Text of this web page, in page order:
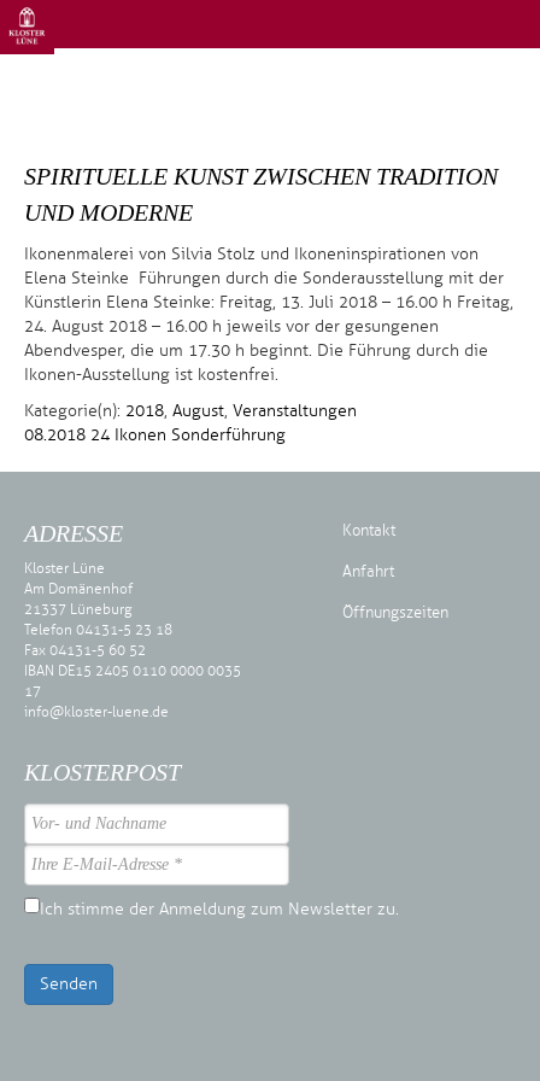
SPIRITUELLE KUNST ZWISCHEN TRADITION
UND MODERNE
Ikonenmalerei von Silvia Stolz und Ikoneninspirationen von
Elena Steinke Führungen durch die Sonderausstellung mit der
Künstlerin Elena Steinke: Freitag, 13. Juli 2018 – 16.00 h Freitag,
24. August 2018 – 16.00 h jeweils vor der gesungenen
Abendvesper, die um 17.30 h beginnt. Die Führung durch die
Ikonen-Ausstellung ist kostenfrei.
Kategorie(n): 2018, August, Veranstaltungen
08.2018 24 Ikonen Sonderführung
ADRESSE
Kloster Lüne
Am Domänenhof
21337 Lüneburg
Telefon 04131-5 23 18
Fax 04131-5 60 52
IBAN DE15 2405 0110 0000 0035
17
info@kloster-luene.de
Kontakt
Anfahrt
Öffnungszeiten
KLOSTERPOST
Ich stimme der Anmeldung zum Newsletter zu.
Senden